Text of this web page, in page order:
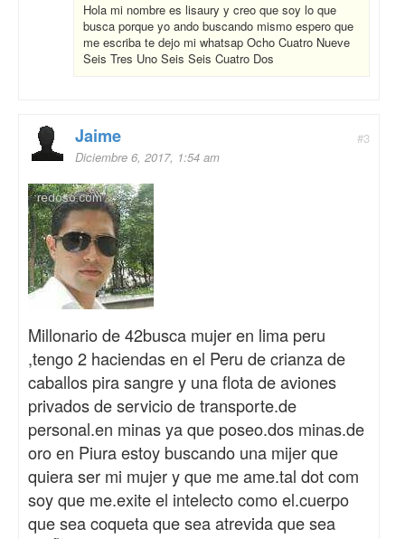
Hola mi nombre es lisaury y creo que soy lo que
busca porque yo ando buscando mismo espero que
me escriba te dejo mi whatsap Ocho Cuatro Nueve
Seis Tres Uno Seis Seis Cuatro Dos
#3
Jaime
Diciembre 6, 2017, 1:54 am
Millonario de 42busca mujer en lima peru
,tengo 2 haciendas en el Peru de crianza de
caballos pira sangre y una flota de aviones
privados de servicio de transporte.de
personal.en minas ya que poseo.dos minas.de
oro en Piura estoy buscando una mijer que
quiera ser mi mujer y que me ame.tal dot com
soy que me.exite el intelecto como el.cuerpo
que sea coqueta que sea atrevida que sea